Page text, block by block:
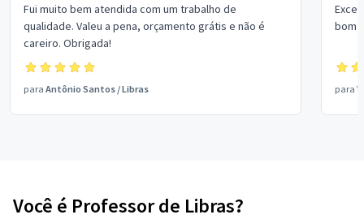
Fui muito bem atendida com um trabalho de
qualidade. Valeu a pena, orçamento grátis e não é
careiro. Obrigada!
para Antônio Santos /Libras
bom
para
Você é Professor de Libras?